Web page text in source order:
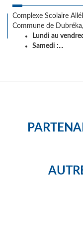
Complexe Scolaire
Commune de
Lundi au
Samedi :...